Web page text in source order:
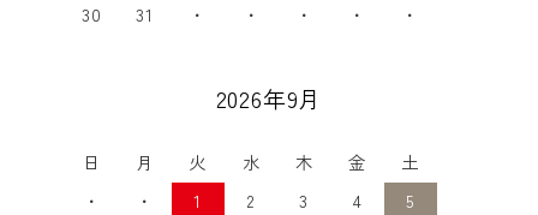
30
31 ・ ・ ・ ・ ・
2026年9月
日 月 火 水 木 金
土
・
・ 1 2 3 4
5